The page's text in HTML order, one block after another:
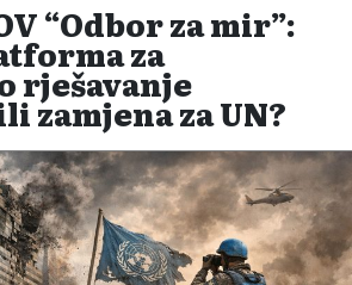
“Odbor za mir”:
za
rješavanje
zamjena za UN?